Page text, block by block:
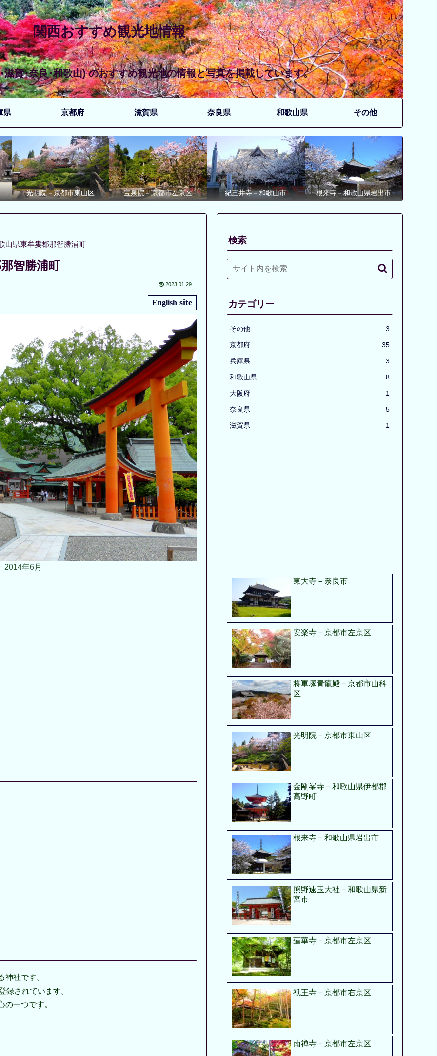
関西おすすめ観光地情報
滋賀･奈良･和歌山) のおすすめ観光地の情報と写真を掲載しています。
県 京都府 滋賀県 奈良県 和歌山県 その他
光明院－京都市東山区 宝泉院－京都市左京区 紀三井寺－和歌山市 根来寺－和歌山県岩出市
山県東牟婁郡那智勝浦町
智勝浦町
2023.01.29
English site
年6月
社です。
録されています。
一つです。
検索
カテゴリー
その他 3
京都府 35
兵庫県 3
和歌山県 8
大阪府 1
奈良県 5
滋賀県 1
東大寺－奈良市
安楽寺－京都市左京区
将軍塚青龍殿－京都市山科
区
光明院－京都市東山区
金剛峯寺－和歌山県伊都郡
高野町
根来寺－和歌山県岩出市
熊野速玉大社－和歌山県新
宮市
蓮華寺－京都市左京区
祇王寺－京都市右京区
南禅寺－京都市左京区